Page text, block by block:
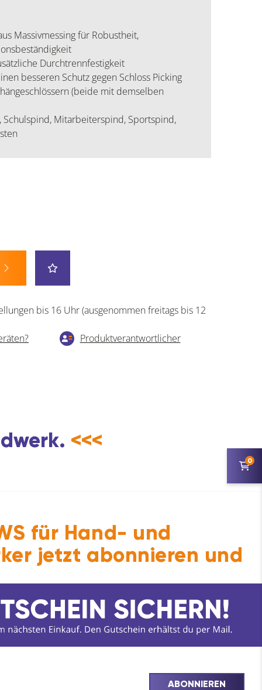
Massivmessing für Robustheit,
Durchtrennfestigkeit
besseren Schutz gegen Schloss Picking
(beide mit demselben
Mitarbeiterspind, Sportspind,
bis 16 Uhr (ausgenommen freitags bis 12
Produktverantwortlicher
<<<
0
für Hand- und
jetzt abonnieren und
ABONNIEREN